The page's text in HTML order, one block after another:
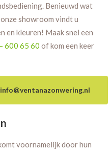
Benieuwd wat
showroom vindt u
en kleuren! Maak snel een
600 65 60 of kom een keer
info@ventanazonwering.nl
voornamelijk door hun